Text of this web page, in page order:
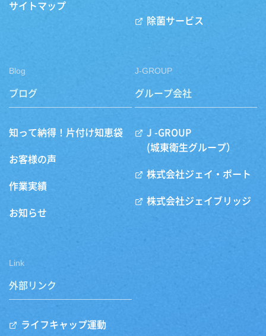
サイトマップ
除菌サービス
Blog
ブログ
知って納得！片付け知恵袋
お客様の声
作業実績
お知らせ
J-GROUP
グループ会社
J -GROUP
(城東衛生グループ）
株式会社ジェイ・ポート
株式会社ジェイブリッジ
Link
外部リンク
ライフキャップ運動